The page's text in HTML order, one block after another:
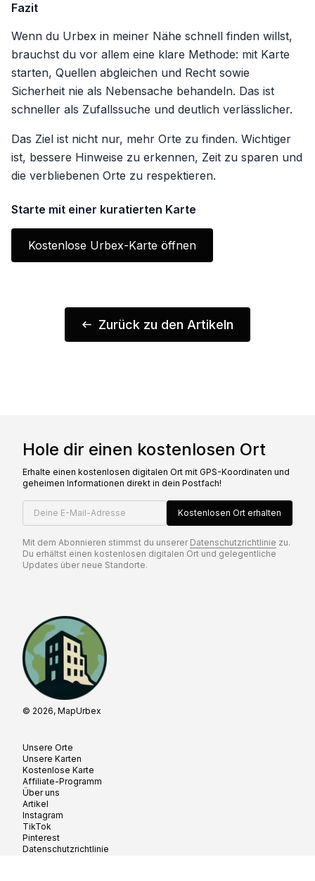
Fazit
Wenn du Urbex in meiner Nähe schnell finden willst,
brauchst du vor allem eine klare Methode: mit Karte
starten, Quellen abgleichen und Recht sowie
Sicherheit nie als Nebensache behandeln. Das ist
schneller als Zufallssuche und deutlich verlässlicher.
Das Ziel ist nicht nur, mehr Orte zu finden. Wichtiger
ist, bessere Hinweise zu erkennen, Zeit zu sparen und
die verbliebenen Orte zu respektieren.
Starte mit einer kuratierten Karte
Kostenlose Urbex-Karte öffnen
Zurück zu den Artikeln
© 2026, MapUrbex
Unsere Orte
Unsere Karten
Kostenlose Karte
Affiliate-Programm
Über uns
Artikel
Instagram
TikTok
Pinterest
Datenschutzrichtlinie
Hole dir einen kostenlosen Ort
Erhalte einen kostenlosen digitalen Ort mit GPS-Koordinaten und
geheimen Informationen direkt in dein Postfach!
Deine E-Mail-Adresse Kostenlosen Ort erhalten
Mit dem Abonnieren stimmst du unserer Datenschutzrichtlinie zu.
Du erhältst einen kostenlosen digitalen Ort und gelegentliche
Updates über neue Standorte.